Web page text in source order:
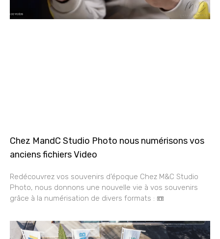
Chez MandC Studio Photo nous numérisons vos
anciens fichiers Video
Redécouvrez vos souvenirs d’époque Chez M&C Studio
Photo, nous donnons une nouvelle vie à vos souvenirs
grâce à la numérisation de divers formats : 📼